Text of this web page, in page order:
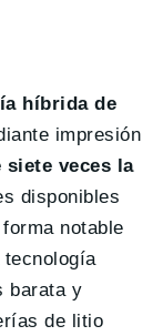
híbrida de
impresión
siete veces la
disponibles
notable
tecnología
barata y
de litio